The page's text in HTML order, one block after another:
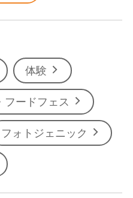
体験
フードフェス
フォトジェニック